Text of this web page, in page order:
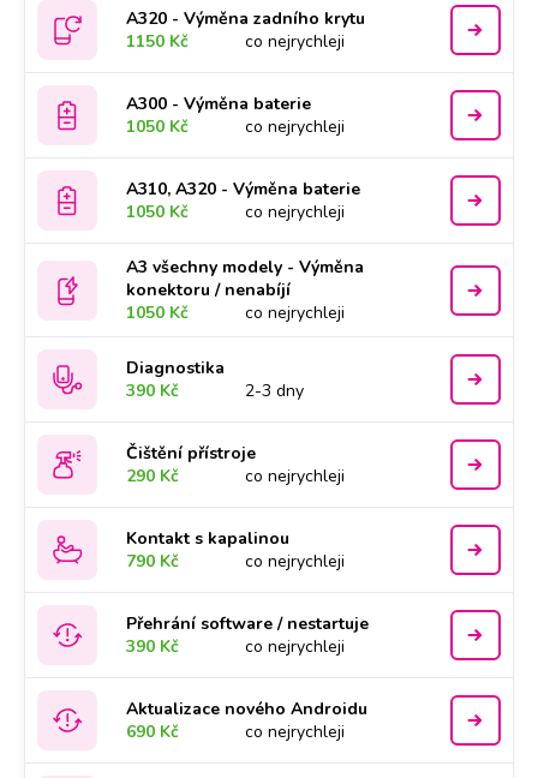
A320 - Výměna zadního krytu
1150 Kč
co nejrychleji
A300 - Výměna baterie
1050 Kč
co nejrychleji
A310, A320 - Výměna baterie
1050 Kč
co nejrychleji
A3 všechny modely - Výměna
konektoru / nenabíjí
1050 Kč
co nejrychleji
Diagnostika
390 Kč
2-3 dny
Čištění přístroje
290 Kč
co nejrychleji
Kontakt s kapalinou
790 Kč
co nejrychleji
Přehrání software / nestartuje
390 Kč
co nejrychleji
Aktualizace nového Androidu
690 Kč
co nejrychleji